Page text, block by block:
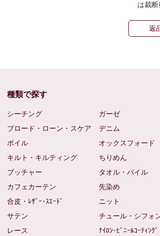
は裁
返
種類で探す
シーチング ガーゼ
ブロード・ローン・スケア
デニム
ボイル
オックスフォード
キルト・キルティング
ちりめん
ブッチャー
タオル・パイル
カフェカーテン
先染め
合皮・ﾚｻﾞｰ･ｽｴｰﾄﾞ
ニット
サテン
チュール・シフォ
レース
ﾅｲﾛﾝ･ﾋﾞﾆｰﾙｺｰﾃｨﾝｸﾞ